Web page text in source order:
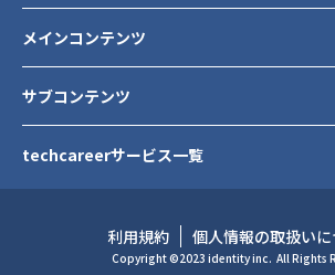
メインコンテンツ
サブコンテンツ
techcareerサービス一覧
利用規約 個人情報の取扱い
Copyright ©2023 identity inc. All Rights